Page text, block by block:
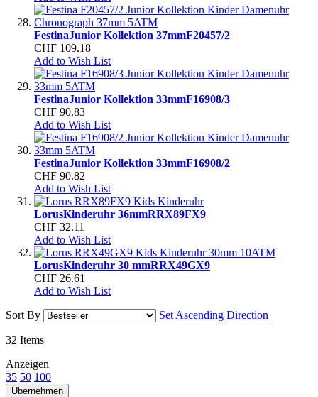
FestinaJunior Kollektion 37mmF20457/2
CHF 109.18
Add to Wish List
FestinaJunior Kollektion 33mmF16908/3
CHF 90.83
Add to Wish List
FestinaJunior Kollektion 33mmF16908/2
CHF 90.82
Add to Wish List
LorusKinderuhr 36mmRRX89FX9
CHF 32.11
Add to Wish List
LorusKinderuhr 30 mmRRX49GX9
CHF 26.61
Add to Wish List
Sort By
Set Ascending Direction
32 Items
Anzeigen
35 50 100
Übernehmen